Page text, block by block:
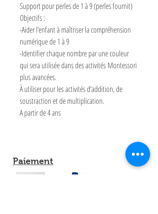
Support pour perles de 1 à 9 (perles fournit)
Objectifs :
-Aider l’enfant à maîtriser la compréhension
numérique de 1 à 9
-Identifier chaque nombre par une couleur
qui sera utilisée dans des activités Montessori
plus avancées.
À utiliser pour les activités d’addition, de
soustraction et de multiplication.
A partir de 4 ans
Paiement